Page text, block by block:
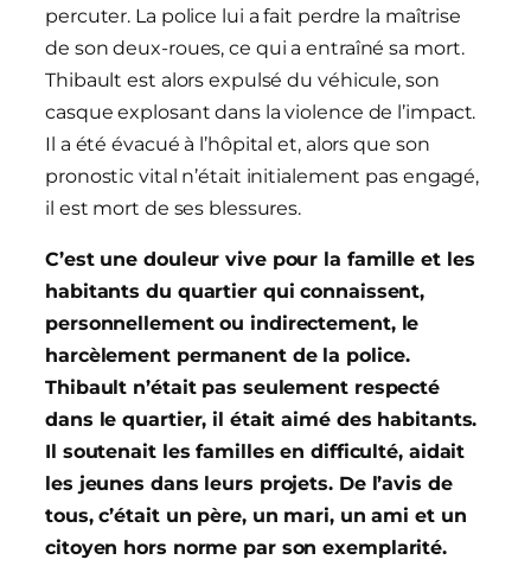
percuter. La police lui a fait perdre la maîtrise
de son deux-roues, ce qui a entraîné sa mort.
Thibault est alors expulsé du véhicule, son
casque explosant dans la violence de l’impact.
Il a été évacué à l’hôpital et, alors que son
pronostic vital n’était initialement pas engagé,
il est mort de ses blessures.
C’est une douleur vive pour la famille et les
habitants du quartier qui connaissent,
personnellement ou indirectement, le
harcèlement permanent de la police.
Thibault n’était pas seulement respecté
dans le quartier, il était aimé des habitants.
Il soutenait les familles en difficulté, aidait
les jeunes dans leurs projets. De l’avis de
tous, c’était un père, un mari, un ami et un
citoyen hors norme par son exemplarité.